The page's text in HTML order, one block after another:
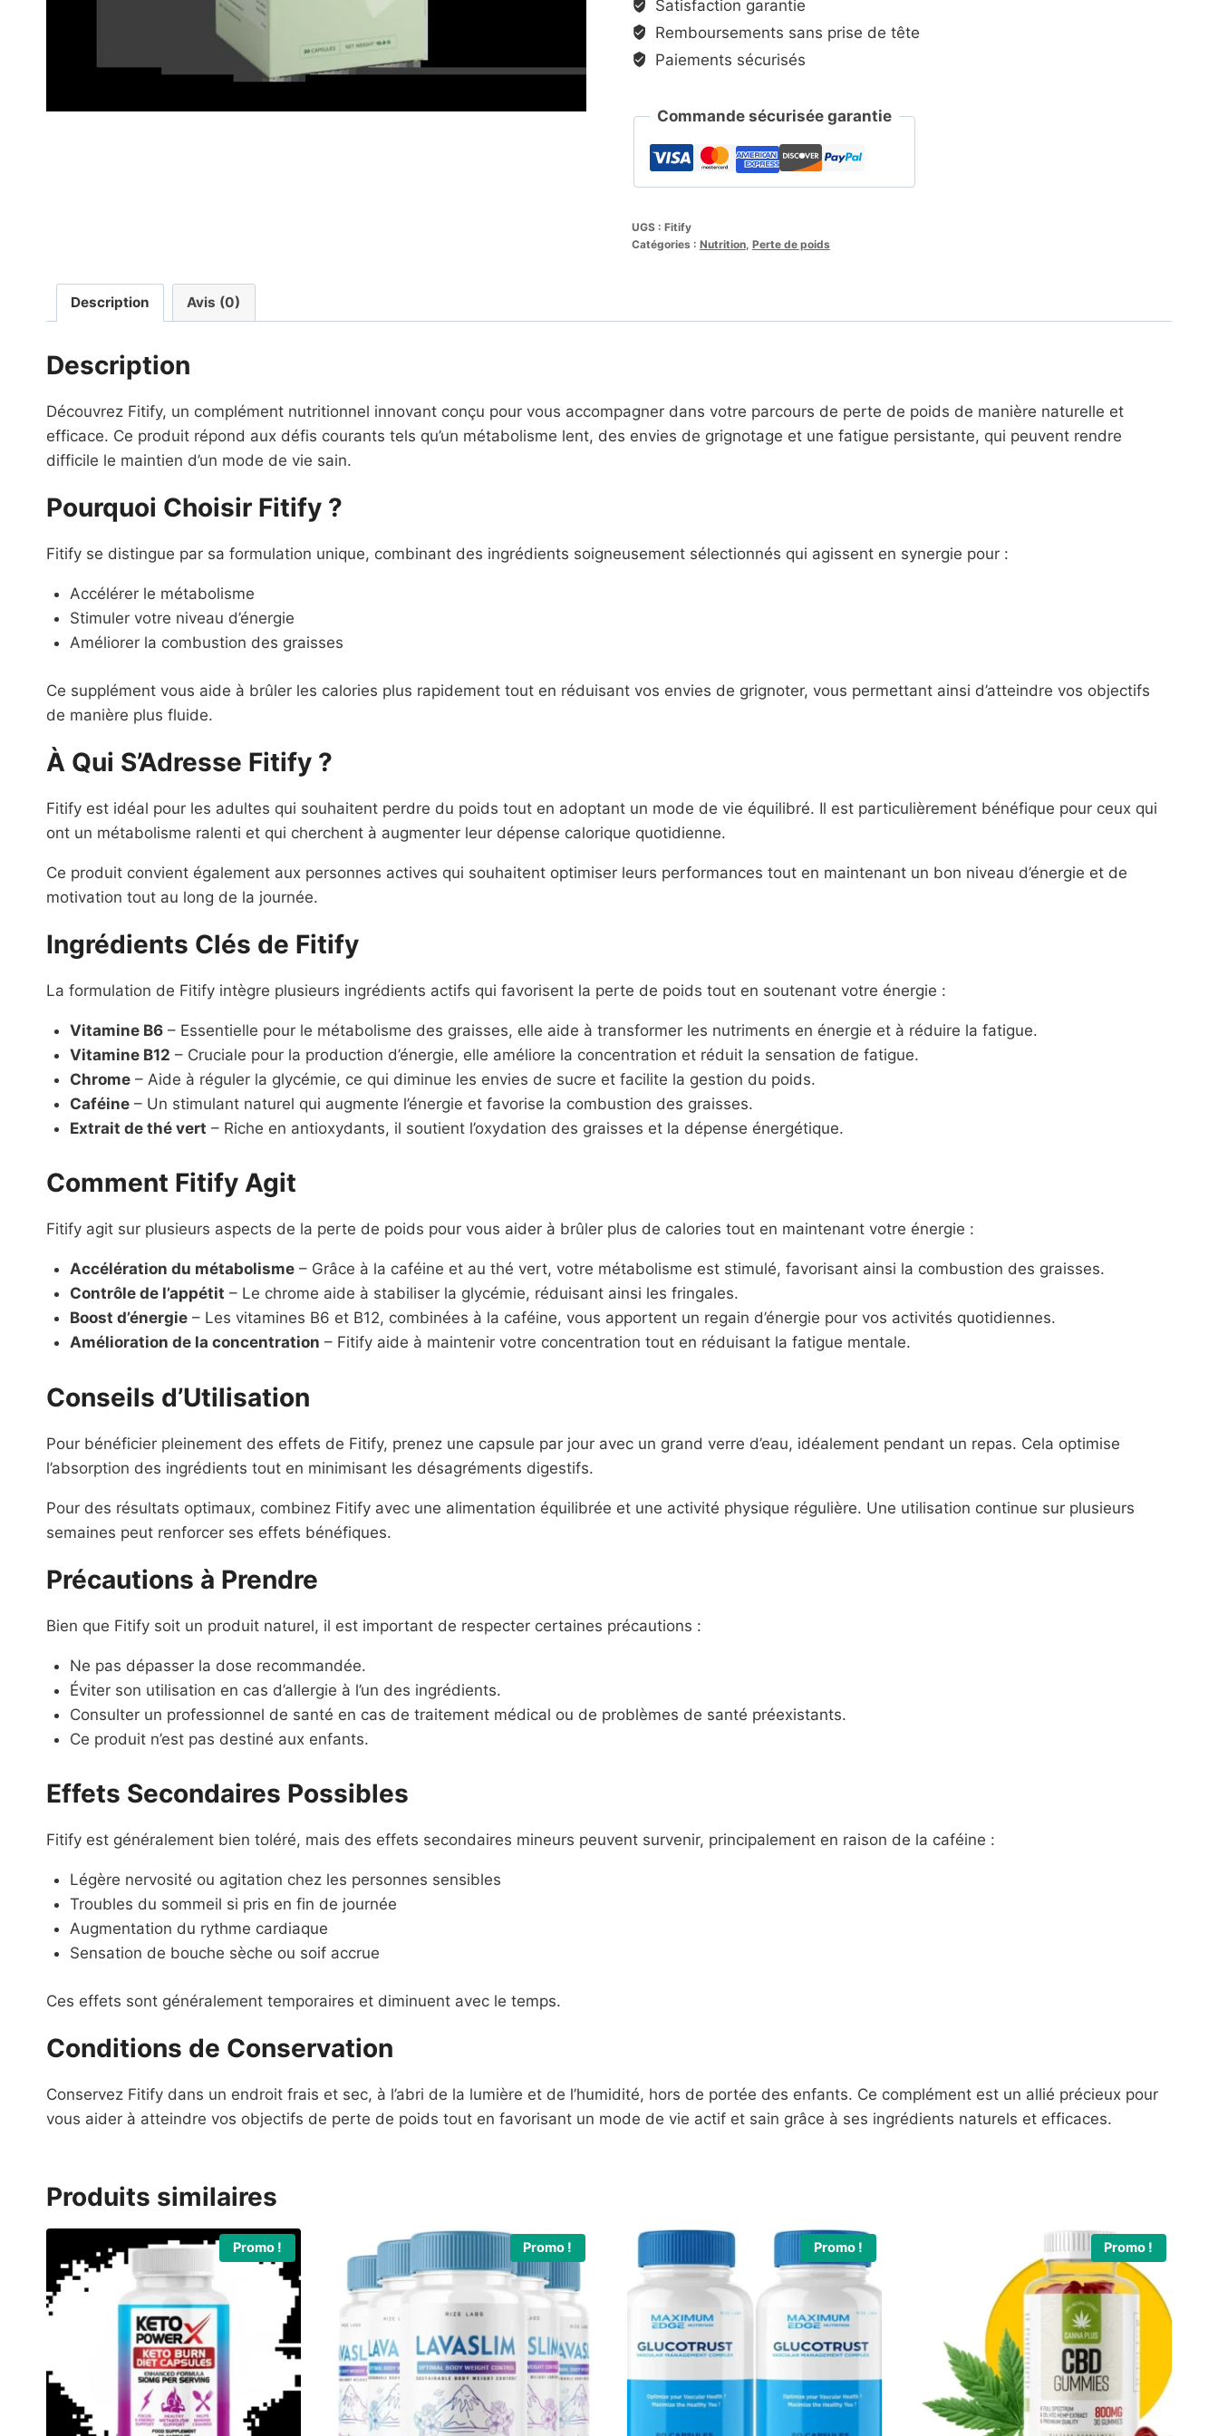
Satisfaction garantie
Remboursements sans prise de tête
Paiements sécurisés
Commande sécurisée garantie
UGS : Fitify
Catégories : Nutrition, Perte de poids
Description Avis (0)
Description
Découvrez Fitify, un complément nutritionnel innovant conçu pour vous accompagner dans votre parcours de perte de poids de manière naturelle et
efficace. Ce produit répond aux défis courants tels qu’un métabolisme lent, des envies de grignotage et une fatigue persistante, qui peuvent rendre
difficile le maintien d’un mode de vie sain.
Pourquoi Choisir Fitify ?
Fitify se distingue par sa formulation unique, combinant des ingrédients soigneusement sélectionnés qui agissent en synergie pour :
Accélérer le métabolisme
Stimuler votre niveau d’énergie
Améliorer la combustion des graisses
Ce supplément vous aide à brûler les calories plus rapidement tout en réduisant vos envies de grignoter, vous permettant ainsi d’atteindre vos objectifs
de manière plus fluide.
À Qui S’Adresse Fitify ?
Fitify est idéal pour les adultes qui souhaitent perdre du poids tout en adoptant un mode de vie équilibré. Il est particulièrement bénéfique pour ceux qui
ont un métabolisme ralenti et qui cherchent à augmenter leur dépense calorique quotidienne.
Ce produit convient également aux personnes actives qui souhaitent optimiser leurs performances tout en maintenant un bon niveau d’énergie et de
motivation tout au long de la journée.
Ingrédients Clés de Fitify
La formulation de Fitify intègre plusieurs ingrédients actifs qui favorisent la perte de poids tout en soutenant votre énergie :
Vitamine B6– Essentielle pour le métabolisme des graisses, elle aide à transformer les nutriments en énergie et à réduire la fatigue.
Vitamine B12 – Cruciale pour la production d’énergie, elle améliore la concentration et réduit la sensation de fatigue.
Chrome– Aide à réguler la glycémie, ce qui diminue les envies de sucre et facilite la gestion du poids.
Caféine– Un stimulant naturel qui augmente l’énergie et favorise la combustion des graisses.
Extrait de thé vert – Riche en antioxydants, il soutient l’oxydation des graisses et la dépense énergétique.
Comment Fitify Agit
Fitify agit sur plusieurs aspects de la perte de poids pour vous aider à brûler plus de calories tout en maintenant votre énergie :
Accélération du métabolisme– Grâce à la caféine et au thé vert, votre métabolisme est stimulé, favorisant ainsi la combustion des graisses.
Contrôle de l’appétit – Le chrome aide à stabiliser la glycémie, réduisant ainsi les fringales.
Boost d’énergie– Les vitamines B6 et B12, combinées à la caféine, vous apportent un regain d’énergie pour vos activités quotidiennes.
Amélioration de la concentration – Fitify aide à maintenir votre concentration tout en réduisant la fatigue mentale.
Conseils d’Utilisation
Pour bénéficier pleinement des effets de Fitify, prenez une capsule par jour avec un grand verre d’eau, idéalement pendant un repas. Cela optimise
l’absorption des ingrédients tout en minimisant les désagréments digestifs.
Pour des résultats optimaux, combinez Fitify avec une alimentation équilibrée et une activité physique régulière. Une utilisation continue sur plusieurs
semaines peut renforcer ses effets bénéfiques.
Précautions à Prendre
Bien que Fitify soit un produit naturel, il est important de respecter certaines précautions :
Ne pas dépasser la dose recommandée.
Éviter son utilisation en cas d’allergie à l’un des ingrédients.
Consulter un professionnel de santé en cas de traitement médical ou de problèmes de santé préexistants.
Ce produit n’est pas destiné aux enfants.
Effets Secondaires Possibles
Fitify est généralement bien toléré, mais des effets secondaires mineurs peuvent survenir, principalement en raison de la caféine :
Légère nervosité ou agitation chez les personnes sensibles
Troubles du sommeil si pris en fin de journée
Augmentation du rythme cardiaque
Sensation de bouche sèche ou soif accrue
Ces effets sont généralement temporaires et diminuent avec le temps.
Conditions de Conservation
Conservez Fitify dans un endroit frais et sec, à l’abri de la lumière et de l’humidité, hors de portée des enfants. Ce complément est un allié précieux pour
vous aider à atteindre vos objectifs de perte de poids tout en favorisant un mode de vie actif et sain grâce à ses ingrédients naturels et efficaces.
Produits similaires
Promo ! Promo ! Promo ! Promo !